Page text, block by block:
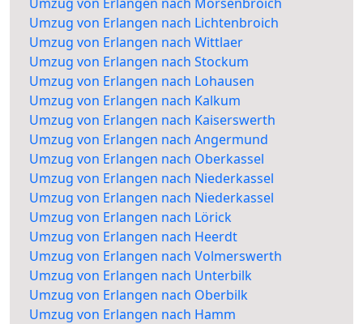
Umzug von Erlangen nach Lichtenbroich
Umzug von Erlangen nach Wittlaer
Umzug von Erlangen nach Stockum
Umzug von Erlangen nach Lohausen
Umzug von Erlangen nach Kalkum
Umzug von Erlangen nach Kaiserswerth
Umzug von Erlangen nach Angermund
Umzug von Erlangen nach Oberkassel
Umzug von Erlangen nach Niederkassel
Umzug von Erlangen nach Niederkassel
Umzug von Erlangen nach Lörick
Umzug von Erlangen nach Heerdt
Umzug von Erlangen nach Volmerswerth
Umzug von Erlangen nach Unterbilk
Umzug von Erlangen nach Oberbilk
Umzug von Erlangen nach Hamm